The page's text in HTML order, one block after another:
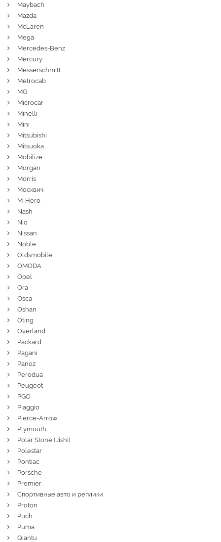
Maybach
Mazda
McLaren
Mega
Mercedes-Benz
Mercury
Messerschmitt
Metrocab
MG
Microcar
Minelli
Mini
Mitsubishi
Mitsuoka
Mobilize
Morgan
Morris
Москвич
M-Hero
Nash
Nio
Nissan
Noble
Oldsmobile
OMODA
Opel
Ora
Osca
Oshan
Oting
Overland
Packard
Pagani
Panoz
Perodua
Peugeot
PGO
Piaggio
Pierce-Arrow
Plymouth
Polar Stone (Jishi)
Polestar
Pontiac
Porsche
Premier
Спортивные авто и реплики
Proton
Puch
Puma
Qiantu